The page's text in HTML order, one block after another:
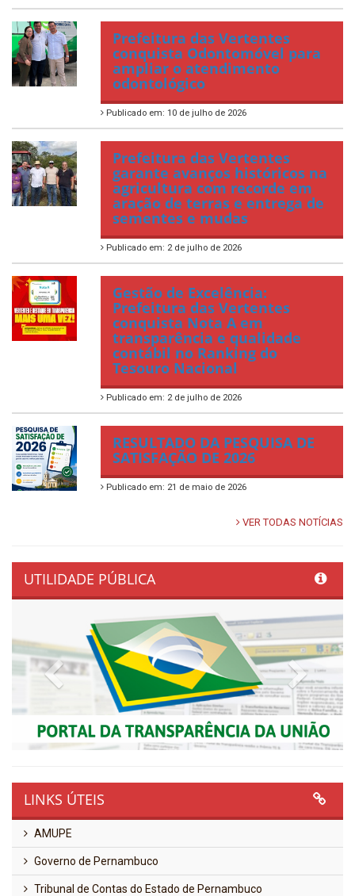
Prefeitura das Vertentes
conquista Odontomóvel para
ampliar o atendimento
odontológico
Publicado em: 10 de julho de 2026
Prefeitura das Vertentes
garante avanços históricos na
agricultura com recorde em
aração de terras e entrega de
sementes e mudas
Publicado em: 2 de julho de 2026
Gestão de Excelência:
Prefeitura das Vertentes
conquista Nota A em
transparência e qualidade
contábil no Ranking do
Tesouro Nacional
Publicado em: 2 de julho de 2026
RESULTADO DA PESQUISA DE
SATISFAÇÃO DE 2026
Publicado em: 21 de maio de 2026
VER TODAS NOTÍCIAS
UTILIDADE PÚBLICA
Previous Next
LINKS ÚTEIS
AMUPE
Governo de Pernambuco
Tribunal de Contas do Estado de Pernambuco